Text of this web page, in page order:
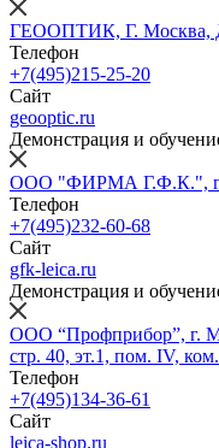
ГЕООПТИК, Г. Москва,
Телефон
+7(495)215-25-20
Сайт
geooptic.ru
Демонстрация и
ООО "ФИРМА Г.Ф.К.", г.
Телефон
+7(495)232-60-68
Сайт
gfk-leica.ru
Демонстрация и
ООО “Профприбор”, г.
стр. 40, эт.1, пом. IV,
Телефон
+7(495)134-36-61
Сайт
leica-shop.ru